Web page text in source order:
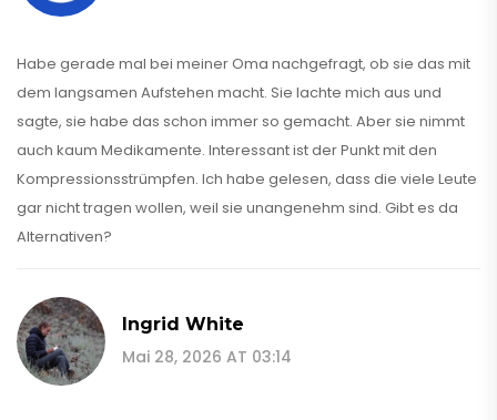
Habe gerade mal bei meiner Oma nachgefragt, ob sie das mit
dem langsamen Aufstehen macht. Sie lachte mich aus und
sagte, sie habe das schon immer so gemacht. Aber sie nimmt
auch kaum Medikamente. Interessant ist der Punkt mit den
Kompressionsstrümpfen. Ich habe gelesen, dass die viele Leute
gar nicht tragen wollen, weil sie unangenehm sind. Gibt es da
Alternativen?
Ingrid White
Mai 28, 2026 AT 03:14